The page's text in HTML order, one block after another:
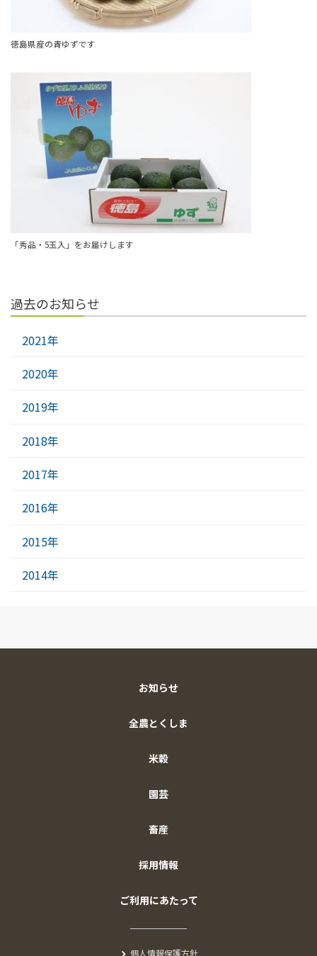
徳島県産の青ゆずです
「秀品・5玉入」をお届けします
過去のお知らせ
2021年
2020年
2019年
2018年
2017年
2016年
2015年
2014年
お知らせ
全農とくしま
米穀
園芸
畜産
採用情報
ご利用にあたって
個人情報保護方針